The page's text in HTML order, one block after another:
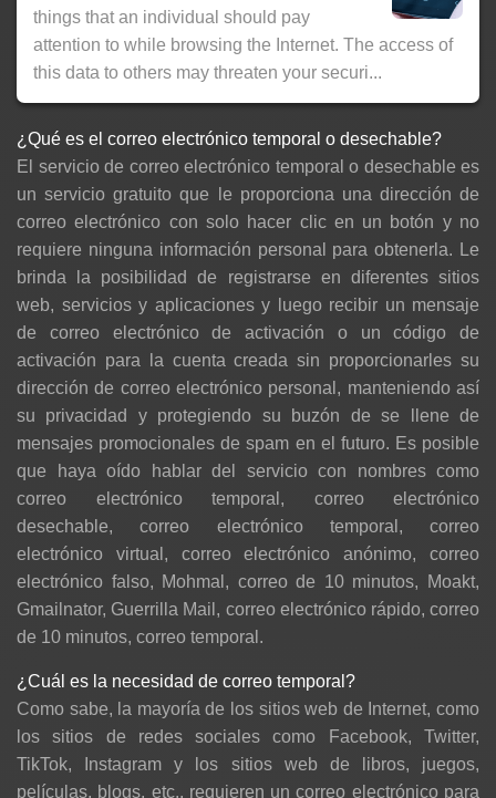
things that an individual should pay
attention to while browsing the Internet. The access of
this data to others may threaten your securi...
¿Qué es el correo electrónico temporal o desechable?
El servicio de correo electrónico temporal o desechable es
un servicio gratuito que le proporciona una dirección de
correo electrónico con solo hacer clic en un botón y no
requiere ninguna información personal para obtenerla. Le
brinda la posibilidad de registrarse en diferentes sitios
web, servicios y aplicaciones y luego recibir un mensaje
de correo electrónico de activación o un código de
activación para la cuenta creada sin proporcionarles su
dirección de correo electrónico personal, manteniendo así
su privacidad y protegiendo su buzón de se llene de
mensajes promocionales de spam en el futuro. Es posible
que haya oído hablar del servicio con nombres como
correo electrónico temporal, correo electrónico
desechable, correo electrónico temporal, correo
electrónico virtual, correo electrónico anónimo, correo
electrónico falso, Mohmal, correo de 10 minutos, Moakt,
Gmailnator, Guerrilla Mail, correo electrónico rápido, correo
de 10 minutos, correo temporal.
¿Cuál es la necesidad de correo temporal?
Como sabe, la mayoría de los sitios web de Internet, como
los sitios de redes sociales como Facebook, Twitter,
TikTok, Instagram y los sitios web de libros, juegos,
películas, blogs, etc., requieren un correo electrónico para